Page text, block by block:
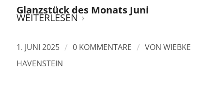
Glanzstück des Monats Juni
WEITERLESEN
1. JUNI 2025 / 0 KOMMENTARE / VON WIEBKE
HAVENSTEIN